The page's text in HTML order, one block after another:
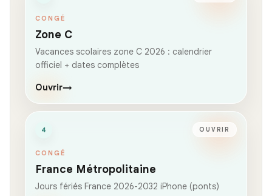
CONGÉ
Zone C
Vacances scolaires zone C 2026 : calendrier
officiel + dates complètes
Ouvrir→
4 OUVRIR
CONGÉ
France Métropolitaine
Jours fériés France 2026-2032 iPhone (ponts)